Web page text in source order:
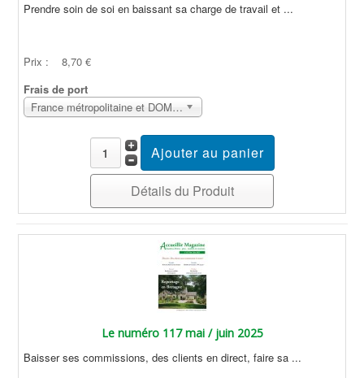
Prendre soin de soi en baissant sa charge de travail et ...
Prix :
8,70 €
Frais de port
France métropolitaine et DOM Sans surcoût
Détails du Produit
Le numéro 117 mai / juin 2025
Baisser ses commissions, des clients en direct, faire sa ...